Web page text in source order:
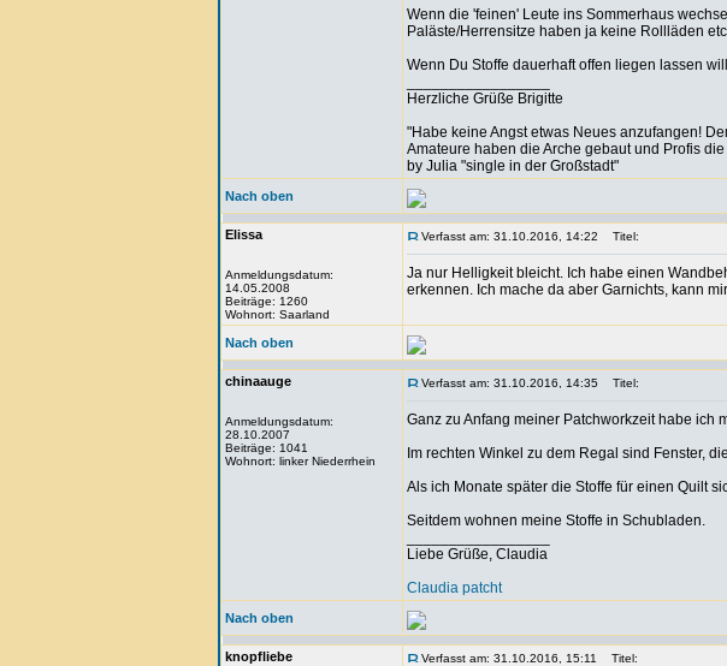
Wenn die 'feinen' Leute ins Sommerhaus
Paläste/Herrensitze haben ja keine Rollläden
Wenn Du Stoffe dauerhaft offen liegen lassen
Herzliche Grüße Brigitte
"Habe keine Angst etwas Neues anzufangen!
Amateure haben die Arche gebaut und Profis die
by Julia "single in der Großstadt"
Nach oben
Elissa
Anmeldungsdatum:
14.05.2008
Beiträge: 1260
Wohnort: Saarland
Verfasst am: 31.10.2016, 14:22 Titel:
Ja nur Helligkeit bleicht. Ich habe einen
erkennen. Ich mache da aber Garnichts, kann
Nach oben
chinaauge
Anmeldungsdatum:
28.10.2007
Beiträge: 1041
Wohnort: linker Niederrhein
Verfasst am: 31.10.2016, 14:35 Titel:
Ganz zu Anfang meiner Patchworkzeit habe ich
Im rechten Winkel zu dem Regal sind Fenster,
Als ich Monate später die Stoffe für einen Quilt
Seitdem wohnen meine Stoffe in Schubladen.
Liebe Grüße, Claudia
Claudia patcht
Nach oben
knopfliebe Verfasst am: 31.10.2016, 15:11 Titel: